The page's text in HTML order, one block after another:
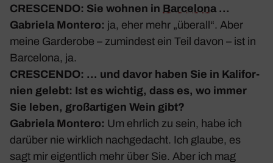
CRESCENDO: Sie wohnen in Barce­lona …
Gabriela Montero: ja, eher mehr „überall“. Aber
meine Garde­robe – zumin­dest ein Teil davon – ist in
Barce­lona, ja.
CRESCENDO: … und davor haben Sie in Kali­for­
nien gelebt: Ist es wichtig, dass es, wo immer
Sie leben, groß­ar­tigen Wein gibt?
Gabriela Montero: Um ehrlich zu sein, habe ich
darüber nie wirk­lich nach­ge­dacht. Ich glaube, es
sagt mir eigent­lich mehr über Sie. Aber ich mag